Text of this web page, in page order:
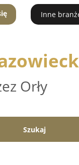
Inne
Orły
Szukaj